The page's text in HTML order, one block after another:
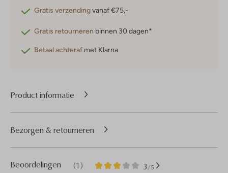
Gratis verzendingvanaf €75,-
Gratis retourneren binnen 30 dagen*
Betaal achteraf met Klarna
Product informatie
Beoordelingen (1) 3/5
1
3
Bezorgen & retourneren